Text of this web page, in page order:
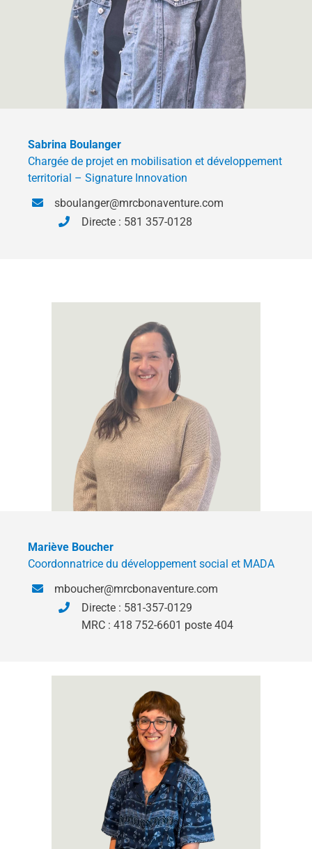
Sabrina Boulanger
Chargée de projet en mobilisation et développement
territorial – Signature Innovation
sboulanger@mrcbonaventure.com
Directe : 581 357-0128
Mariève Boucher
Coordonnatrice du développement social et MADA
mboucher@mrcbonaventure.com
Directe : 581-357-0129
MRC : 418 752-6601 poste 404